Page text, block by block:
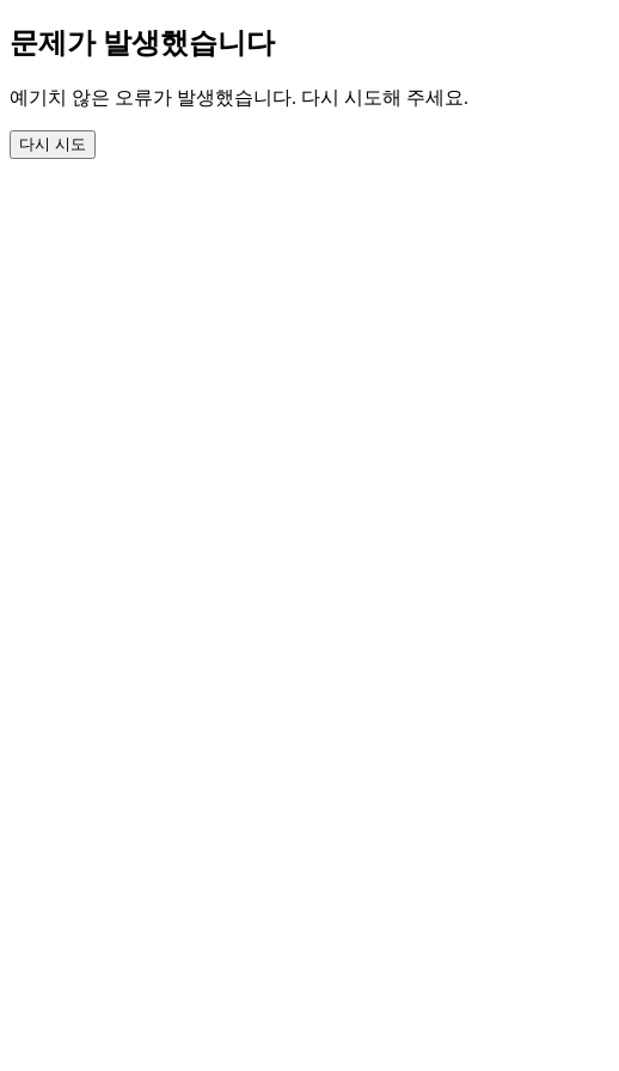
문제가 발생했습니다
예기치 않은 오류가 발생했습니다. 다시 시도해 주세요.
다시 시도